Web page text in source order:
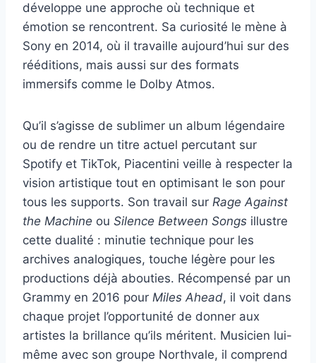
développe une approche où technique et
émotion se rencontrent. Sa curiosité le mène à
Sony en 2014, où il travaille aujourd’hui sur des
rééditions, mais aussi sur des formats
immersifs comme le Dolby Atmos.
Qu’il s’agisse de sublimer un album légendaire
ou de rendre un titre actuel percutant sur
Spotify et TikTok, Piacentini veille à respecter la
vision artistique tout en optimisant le son pour
tous les supports. Son travail sur Rage Against
the Machine ou Silence Between Songs illustre
cette dualité : minutie technique pour les
archives analogiques, touche légère pour les
productions déjà abouties. Récompensé par un
Grammy en 2016 pour Miles Ahead, il voit dans
chaque projet l’opportunité de donner aux
artistes la brillance qu’ils méritent. Musicien lui-
même avec son groupe Northvale, il comprend